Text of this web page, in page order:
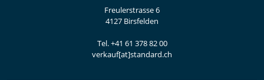
Freulerstrasse 6
4127 Birsfelden
Tel.+41 61 378 82 00
verkauf[at]standard.ch